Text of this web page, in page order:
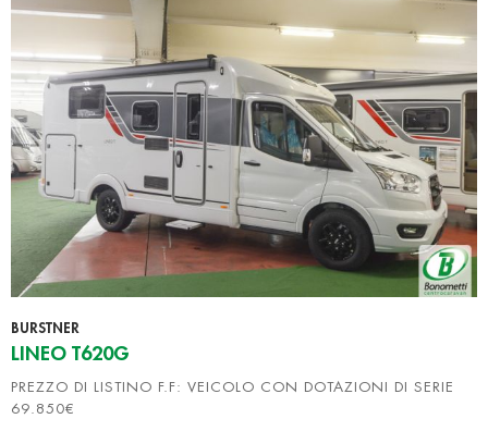
BURSTNER
LINEO T620G
PREZZO DI LISTINO F.F: VEICOLO CON DOTAZIONI DI SERIE
69.850€